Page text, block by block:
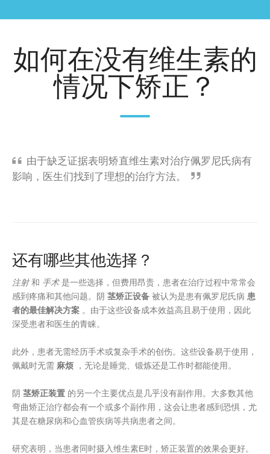
如何在没有维生素的
情况下矫正？
由于缺乏证据表明矫直维生素对治疗佩罗尼氏病有
影响，医生们找到了理想的治疗方法。
还有哪些其他选择？
注射和 手术是一些选择，但费用昂贵，患者在治疗过程中常常会
感到疼痛和其他问题。阴 茎矫正设备 被认为是患有佩罗尼氏病 患
者的最佳解决方案 。由于这些设备成本效益高且易于使用，因此
深受患者和医生的青睐。
此外，患者无需经历手术或复杂手术的创伤。这些设备易于使用，
佩戴时无需 麻烦 ，无论是睡觉、锻炼还是工作时都能使用。
阴 茎矫正装置 的另一个主要优点是几乎没有副作用。大多数其他
弯曲矫正治疗都会有一个或多个副作用，这会让患者感到恐惧，尤
其是在糖尿病和心血管疾病等共病患者之间。
研究表明，当患者同时摄入维生素E时，矫正装置的效果会更好。